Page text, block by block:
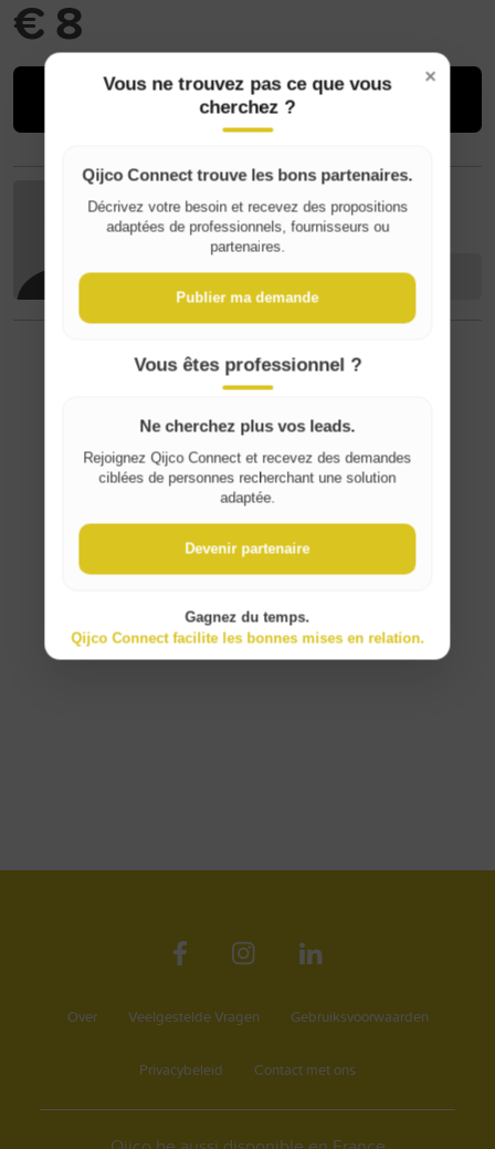
€ 8
Kopen
C. D
Contact
⚠️ Ongepast inhoud melden
Over Veelgestelde Vragen Gebruiksvoorwaarden
Privacybeleid Contact met ons
Where do you live?
Belgique / België
×
Vous ne trouvez pas ce que vous
cherchez ?
Qijco Connect trouve les bons partenaires.
Décrivez votre besoin et recevez des propositions
adaptées de professionnels, fournisseurs ou
partenaires.
Publier ma demande
Vous êtes professionnel ?
Ne cherchez plus vos leads.
Rejoignez Qijco Connect et recevez des demandes
ciblées de personnes recherchant une solution
adaptée.
Devenir partenaire
Gagnez du temps.
Qijco Connect facilite les bonnes mises en relation.